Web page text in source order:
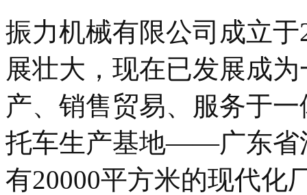
振力机械有限公司成立
展壮大，现在已发展成
产、销售贸易、服务于
托车生产基地——广东省
有20000平方米的现代化